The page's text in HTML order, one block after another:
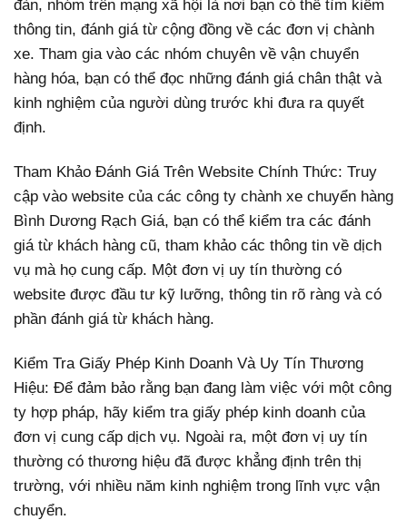
đàn, nhóm trên mạng xã hội là nơi bạn có thể tìm kiếm
thông tin, đánh giá từ cộng đồng về các đơn vị chành
xe. Tham gia vào các nhóm chuyên về vận chuyển
hàng hóa, bạn có thể đọc những đánh giá chân thật và
kinh nghiệm của người dùng trước khi đưa ra quyết
định.
Tham Khảo Đánh Giá Trên Website Chính Thức: Truy
cập vào website của các công ty chành xe chuyển hàng
Bình Dương Rạch Giá, bạn có thể kiểm tra các đánh
giá từ khách hàng cũ, tham khảo các thông tin về dịch
vụ mà họ cung cấp. Một đơn vị uy tín thường có
website được đầu tư kỹ lưỡng, thông tin rõ ràng và có
phần đánh giá từ khách hàng.
Kiểm Tra Giấy Phép Kinh Doanh Và Uy Tín Thương
Hiệu: Để đảm bảo rằng bạn đang làm việc với một công
ty hợp pháp, hãy kiểm tra giấy phép kinh doanh của
đơn vị cung cấp dịch vụ. Ngoài ra, một đơn vị uy tín
thường có thương hiệu đã được khẳng định trên thị
trường, với nhiều năm kinh nghiệm trong lĩnh vực vận
chuyển.